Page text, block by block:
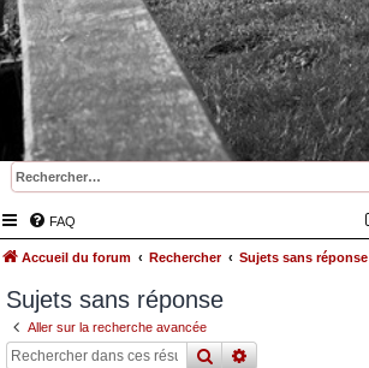
FAQ
Accueil du forum Rechercher Sujets sans réponse
Sujets sans réponse
Aller sur la recherche avancée
rechercher
recherche